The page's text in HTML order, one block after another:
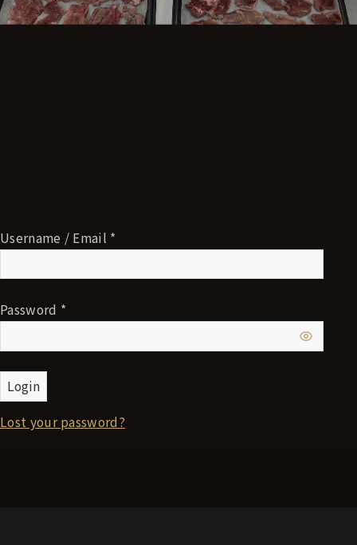
Username / Email *
Password *
Login
Lost your password?